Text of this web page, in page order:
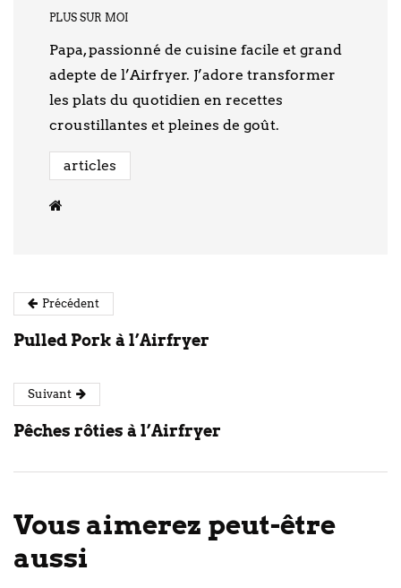
PLUS SUR MOI
Papa, passionné de cuisine facile et grand
adepte de l’Airfryer. J’adore transformer
les plats du quotidien en recettes
croustillantes et pleines de goût.
articles
Précédent
Pulled Pork à l’Airfryer
Suivant
Pêches rôties à l’Airfryer
Vous aimerez peut-être
aussi